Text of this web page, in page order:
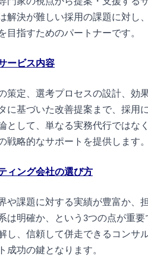
解決が難しい採用の課題に対し
目指すためのパートナーです。
ービス内容
策定、選考プロセスの設計、効
に基づいた改善提案まで、採用
として、単なる実務代行ではな
戦略的なサポートを提供します。
ィング会社の選び方
や課題に対する実績が豊富か、
は明確か、という3つの点が重
し、信頼して併走できるコンサ
成功の鍵となります。